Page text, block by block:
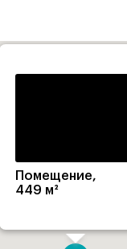
Помещение,
449 м²